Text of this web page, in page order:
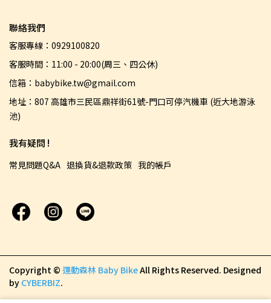
聯絡我們
客服專線：0929100820
客服時間：11:00 - 20:00(周三、四公休)
信箱：babybike.tw@gmail.com
地址：807 高雄市三民區鼎祥街61號-門口可停汽機車 (近大地游泳
池)
我有疑問 !
常見問題Q&A 退換貨&退款政策 我的帳戶
Copyright © 運動森林 Baby BikeAll Rights Reserved. Designed
by CYBERBIZ.